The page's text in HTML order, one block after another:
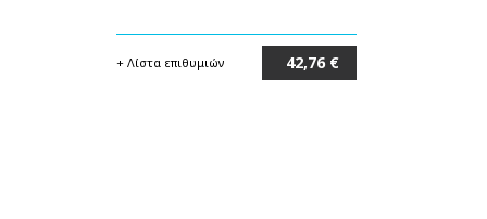
+ Λίστα επιθυμιών 42,76 €